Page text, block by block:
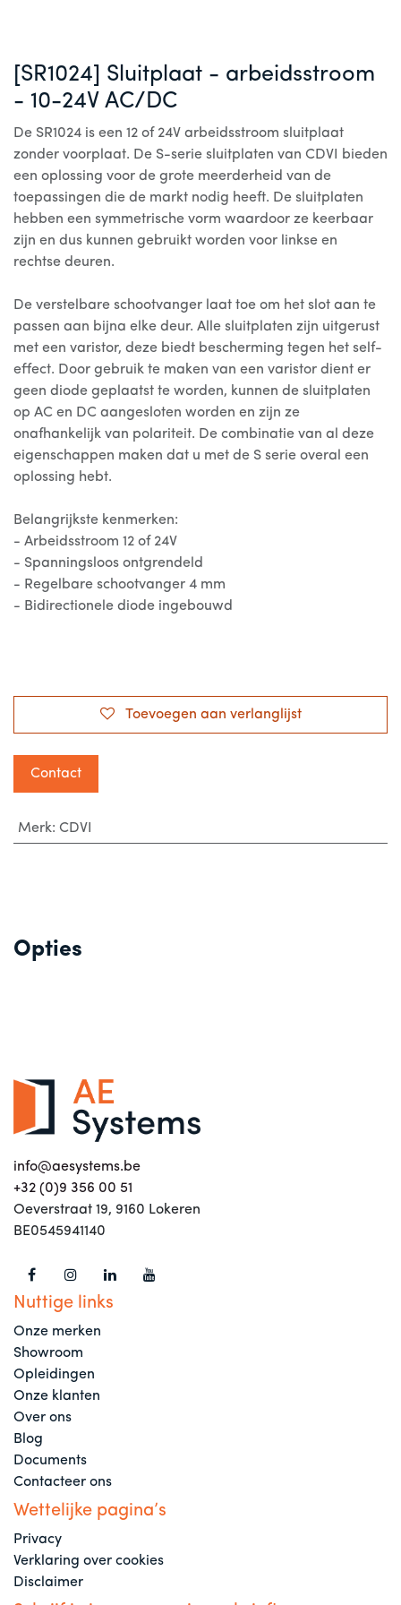
[SR1024] Sluitplaat - arbeidsstroom
- 10-24V AC/DC
De SR1024 is een 12 of 24V arbeidsstroom sluitplaat
zonder voorplaat. De S-serie sluitplaten van CDVI bieden
een oplossing voor de grote meerderheid van de
toepassingen die de markt nodig heeft. De sluitplaten
hebben een symmetrische vorm waardoor ze keerbaar
zijn en dus kunnen gebruikt worden voor linkse en
rechtse deuren.
De verstelbare schootvanger laat toe om het slot aan te
passen aan bijna elke deur. Alle sluitplaten zijn uitgerust
met een varistor, deze biedt bescherming tegen het self-
effect. Door gebruik te maken van een varistor dient er
geen diode geplaatst te worden, kunnen de sluitplaten
op AC en DC aangesloten worden en zijn ze
onafhankelijk van polariteit. De combinatie van al deze
eigenschappen maken dat u met de S serie overal een
oplossing hebt.
Belangrijkste kenmerken:
- Arbeidsstroom 12 of 24V
- Spanningsloos ontgrendeld
- Regelbare schootvanger 4 mm
- Bidirectionele diode ingebouwd
Toevoegen aan verlanglijst
Contact
Merk: CDVI
Opties
info@aesystems.be
+32 (0)9 356 00 51
Oeverstraat 19, 9160 Lokeren
BE0545941140
Nuttige links
Onze merken
Showroom
Opleidingen
Onze klanten
Over ons
Blog
Documents
Contacteer ons
Wettelijke pagina’s
Privacy
Verklaring over cookies
Disclaimer